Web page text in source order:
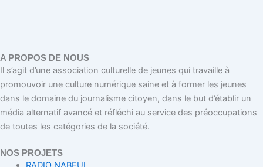
A PROPOS DE NOUS
Il s’agit d’une association culturelle de jeunes qui travaille à
promouvoir une culture numérique saine et à former les jeunes
dans le domaine du journalisme citoyen, dans le but d’établir un
média alternatif avancé et réfléchi au service des préoccupations
de toutes les catégories de la société.
NOS PROJETS